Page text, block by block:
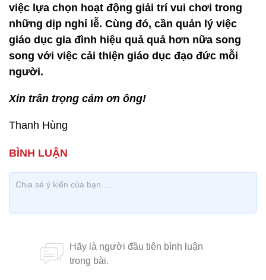
việc lựa chọn hoạt động giải trí vui chơi trong
những dịp nghỉ lễ. Cùng đó, cần quản lý việc
giáo dục gia đình hiệu quả quả hơn nữa song
song với việc cải thiện giáo dục đạo đức mỗi
người.
Xin trân trọng cảm ơn ông!
Thanh Hùng